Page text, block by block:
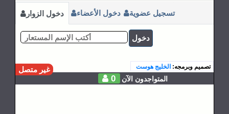
دخول الزوار دخول الأعضاء تسجيل عضوية
دخول
غير متصل تصميم وبرمجه:الخليج هوست
0 المتواجدون الآن